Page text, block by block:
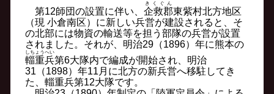
第12師団の設置に伴い、 企救郡
きくぐん
東紫村北方地区
（現 小倉南区）に新しい兵営が建設されると、そ
の北部には物資の輸送等を担う部隊の兵営が設置
されました。それが、明治29（1896）年に熊本の
輜重兵
しちょうへい
第6大隊内で編成が開始され、明治
31（1898）年11月に北方の新兵営へ移駐してき
た、輜重兵第12大隊です。